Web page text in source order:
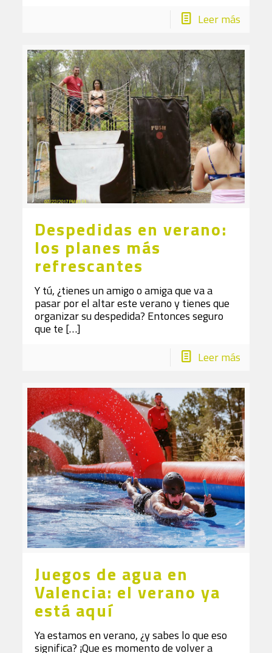
Leer más
Despedidas en verano:
los planes más
refrescantes
Y tú, ¿tienes un amigo o amiga que va a
pasar por el altar este verano y tienes que
organizar su despedida? Entonces seguro
que te […]
Leer más
Juegos de agua en
Valencia: el verano ya
está aquí
Ya estamos en verano, ¿y sabes lo que eso
significa? ¡Que es momento de volver a